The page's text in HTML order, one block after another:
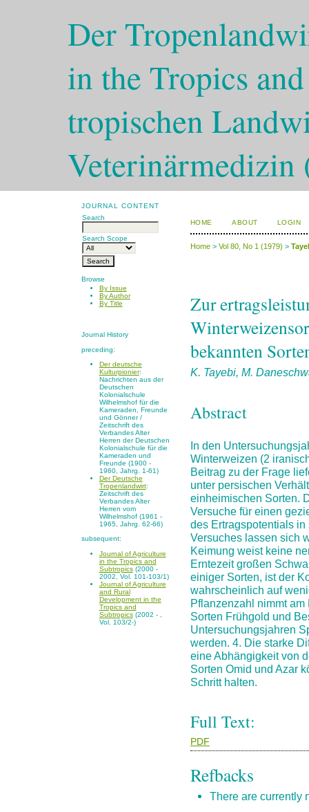
Der
in the Tropics
tropischen
Veterinärmedizin
JOURNAL CONTENT
Search
Search Scope
Browse
By Issue
By Author
By Title
Journal History
preceding:
Der deutsche
Kulturpionier:
Nachrichten aus der
Deutschen
Kolonialschule
Wilhelmshof für die
Kameraden, Freunde
und Gönner /
Zeitschrift des
Verbandes Alter
Herren der Deutschen
Kolonialschule für die
Kameraden und
Freunde (1900 -
1960, Jahrg. 1-61)
Der Deutsche
Tropenlandwirt:
Zeitschrift des
Verbandes Alter
Herren vom
Wilhelmshof (1961 -
1965, Jahrg. 62-66)
subsequent:
Journal of Agriculture
in the Tropics and
Subtropics(2000 -
2002, Vol. 101-103/1)
Journal of Agriculture
and Rural
Development in the
Tropics and
Subtropics(2002 - ,
Vol. 103/2-)
HOME ABOUT LOGIN
Home> Vol 80, No 1 (1979) >
Zur
bekannten
K. Tayebi, M.
Abstract
In den
Winterweizen (2
Beitrag zu der Frage
unter persischen
einheimischen Sorten.
Versuche für einen
des Ertragspotentials
Versuches lassen sich
Keimung weist keine
Erntezeit großen
einiger Sorten, ist der
wahrscheinlich auf
Pflanzenzahl nimmt
Sorten Frühgold und
Untersuchungsjahren
werden. 4. Die starke
eine Abhängigkeit von
Sorten Omid und Azar
Schritt halten.
Full Text:
PDF
Refbacks
There are currently